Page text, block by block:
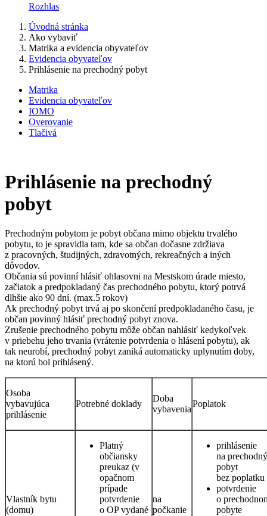
Rozhlas
Úvodná stránka
Ako vybaviť
Matrika a evidencia obyvateľov
Evidencia obyvateľov
Prihlásenie na prechodný pobyt
Matrika
Evidencia obyvateľov
IOMO
Overovanie
Tlačivá
Prihlásenie na prechodný
pobyt
Prechodným pobytom je pobyt občana mimo objektu trvalého
pobytu, to je spravidla tam, kde sa občan dočasne zdržiava
z pracovných, študijných, zdravotných, rekreačných a iných
dôvodov.
Občania sú povinní hlásiť ohlasovni na Mestskom úrade miesto,
začiatok a predpokladaný čas prechodného pobytu, ktorý potrvá
dlhšie ako 90 dní. (max.5 rokov)
Ak prechodný pobyt trvá aj po skončení predpokladaného času, je
občan povinný hlásiť prechodný pobyt znova.
Zrušenie prechodného pobytu môže občan nahlásiť kedykoľvek
v priebehu jeho trvania (vrátenie potvrdenia o hlásení pobytu), ak
tak neurobí, prechodný pobyt zaniká automaticky uplynutím doby,
na ktorú bol prihlásený.
Osoba
vybavujúca
prihlásenie
Potrebné doklady
Doba
vybavenia
Poplatok
Vlastník bytu
(domu)
Platný
občiansky
preukaz (v
opačnom
prípade
potvrdenie
o OP vydané
na
počkanie
prihlásenie
na prechodný
pobyt
bez poplatku
potvrdenie
o
pobyte